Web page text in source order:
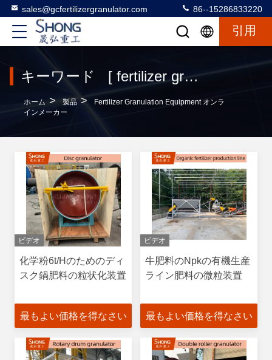
sales@gcfertilizergranulator.com 86--15286833220
引用
キーワード [ fertilizer granulation equipment ] 一致 120 製品
ホーム > 製品 >
Fertilizer Granulation Equipment オンラ
インメーカー
ビデオ
化学粉6t/Hのためのディ
スク鍋肥料の粒状化装置
最もよい価格を得なさい
ビデオ
牛肥料のNpkの有機生産
ライン肥料の微粒装置
最もよい価格を得なさい